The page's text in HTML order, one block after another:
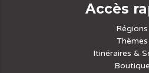
Accès
Régions
Thèmes
Itinéraires &
Boutique